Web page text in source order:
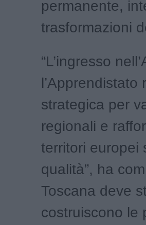
permanente,
trasformazioni
“L’ingresso
strategica per
regionali e
territori europei
qualità”, ha
Toscana deve
costruiscono le